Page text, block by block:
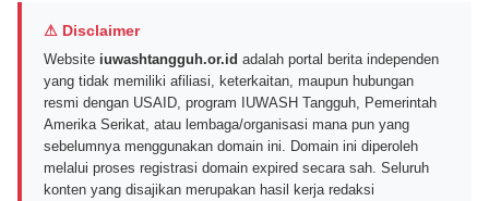
⚠ Disclaimer
Website iuwashtangguh.or.id adalah portal berita independen
yang tidak memiliki afiliasi, keterkaitan, maupun hubungan
resmi dengan USAID, program IUWASH Tangguh, Pemerintah
Amerika Serikat, atau lembaga/organisasi mana pun yang
sebelumnya menggunakan domain ini. Domain ini diperoleh
melalui proses registrasi domain expired secara sah. Seluruh
konten yang disajikan merupakan hasil kerja redaksi